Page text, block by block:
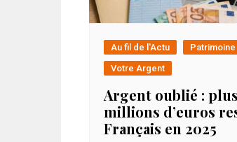
Au fil de l'Actu
Patrimoine
Votre Argent
Argent oublié :
millions d’euros
Français en 2025